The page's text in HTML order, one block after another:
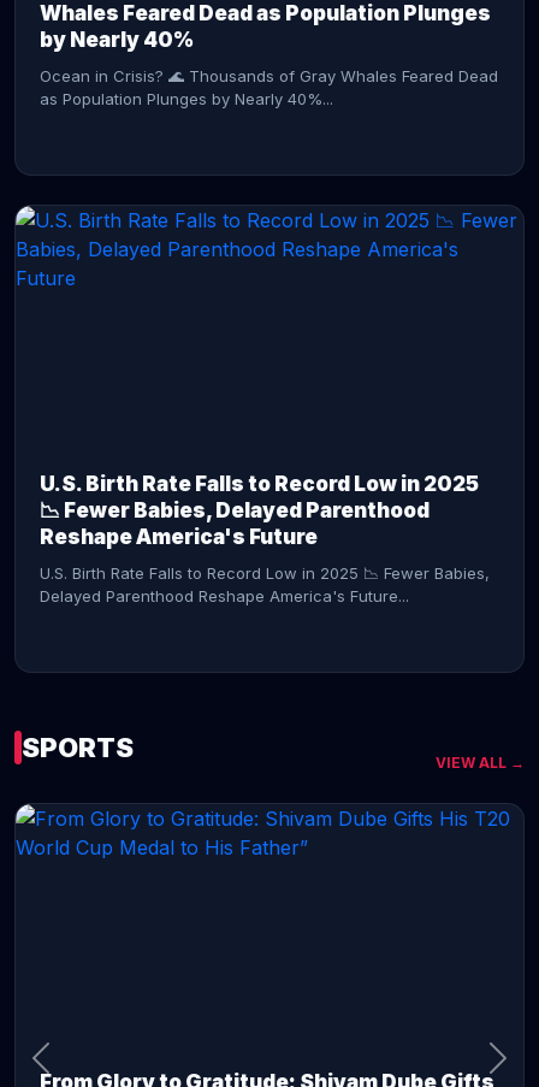
Whales Feared Dead as Population Plunges
by Nearly 40%
Ocean in Crisis? 🌊 Thousands of Gray Whales Feared Dead
as Population Plunges by Nearly 40%...
U.S. Birth Rate Falls to Record Low in 2025
📉 Fewer Babies, Delayed Parenthood
Reshape America's Future
U.S. Birth Rate Falls to Record Low in 2025 📉 Fewer Babies,
Delayed Parenthood Reshape America's Future...
SPORTS VIEW ALL →
From Glory to Gratitude: Shivam Dube Gifts